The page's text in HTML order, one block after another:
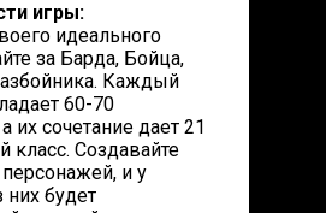
игры:
идеального
за Барда, Бойца,
Каждый
60-70
их сочетание дает 21
класс. Создавайте
и у
них будет